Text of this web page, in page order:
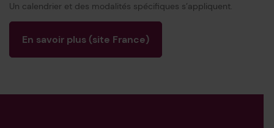
Un calendrier et des modalités spécifiques s’appliquent.
En savoir plus (site France)